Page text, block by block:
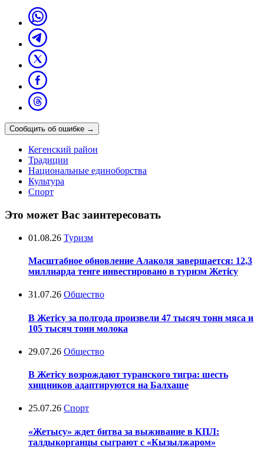
Сообщить об ошибке →
Кегенский район
Традиции
Национальные единоборства
Культура
Спорт
Это может Вас заинтересовать
01.08.26 Туризм
Масштабное обновление Алаколя завершается: 12,3
миллиарда тенге инвестировано в туризм Жетісу
31.07.26 Общество
В Жетісу за полгода произвели 47 тысяч тонн мяса и
105 тысяч тонн молока
29.07.26 Общество
В Жетісу возрождают туранского тигра: шесть
хищников адаптируются на Балхаше
25.07.26 Спорт
«Жетысу» ждет битва за выживание в КПЛ:
талдыкорганцы сыграют с «Кызылжаром»